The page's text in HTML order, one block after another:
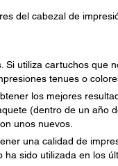
del cabezal de
utiliza cartuchos que
tenues o
los mejores
(dentro de un año
unos nuevos.
una calidad de
sido utilizada en los